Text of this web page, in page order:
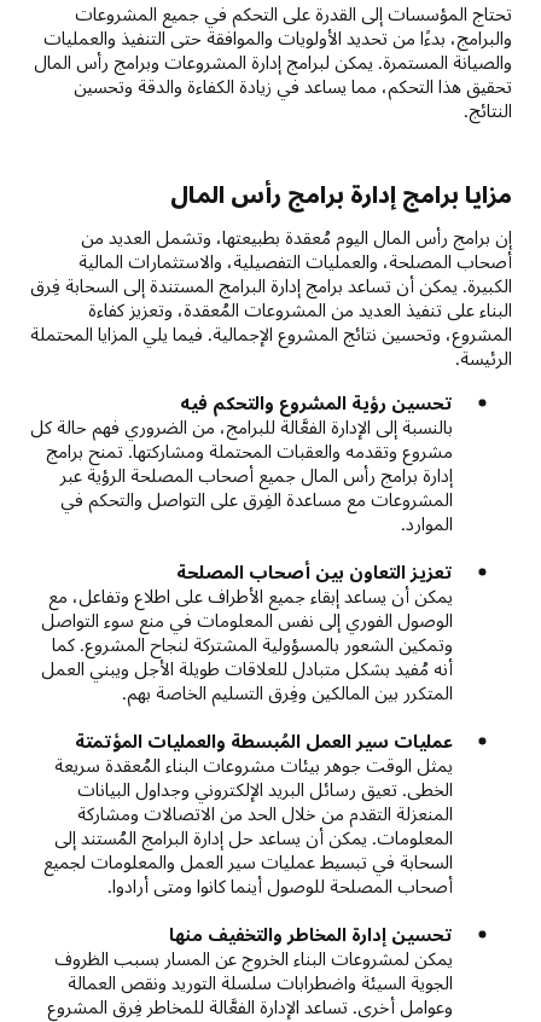
تحتاج المؤسسات إلى القدرة على التحكم في جميع المشروعات
والبرامج، بدءًا من تحديد الأولويات والموافقة حتى التنفيذ والعمليات
والصيانة المستمرة. يمكن لبرامج إدارة المشروعات وبرامج رأس المال
تحقيق هذا التحكم، مما يساعد في زيادة الكفاءة والدقة وتحسين
النتائج.
مزايا برامج إدارة برامج رأس المال
إن برامج رأس المال اليوم مُعقدة بطبيعتها، وتشمل العديد من
أصحاب المصلحة، والعمليات التفصيلية، والاستثمارات المالية
الكبيرة. يمكن أن تساعد برامج إدارة البرامج المستندة إلى السحابة فِرق
البناء على تنفيذ العديد من المشروعات المُعقدة، وتعزيز كفاءة
المشروع، وتحسين نتائج المشروع الإجمالية. فيما يلي المزايا المحتملة
الرئيسة.
تحسين رؤية المشروع والتحكم فيه
بالنسبة إلى الإدارة الفعَّالة للبرامج، من الضروري فهم حالة كل
مشروع وتقدمه والعقبات المحتملة ومشاركتها. تمنح برامج
إدارة برامج رأس المال جميع أصحاب المصلحة الرؤية عبر
المشروعات مع مساعدة الفِرق على التواصل والتحكم في
الموارد.
تعزيز التعاون بين أصحاب المصلحة
يمكن أن يساعد إبقاء جميع الأطراف على اطلاع وتفاعل، مع
الوصول الفوري إلى نفس المعلومات في منع سوء التواصل
وتمكين الشعور بالمسؤولية المشتركة لنجاح المشروع. كما
أنه مُفيد بشكل متبادل للعلاقات طويلة الأجل ويبني العمل
المتكرر بين المالكين وفِرق التسليم الخاصة بهم.
عمليات سير العمل المُبسطة والعمليات المؤتمتة
يمثل الوقت جوهر بيئات مشروعات البناء المُعقدة سريعة
الخطى. تعيق رسائل البريد الإلكتروني وجداول البيانات
المنعزلة التقدم من خلال الحد من الاتصالات ومشاركة
المعلومات. يمكن أن يساعد حل إدارة البرامج المُستند إلى
السحابة في تبسيط عمليات سير العمل والمعلومات لجميع
أصحاب المصلحة للوصول أينما كانوا ومتى أرادوا.
تحسين إدارة المخاطر والتخفيف منها
يمكن لمشروعات البناء الخروج عن المسار بسبب الظروف
الجوية السيئة واضطرابات سلسلة التوريد ونقص العمالة
وعوامل أخرى. تساعد الإدارة الفعَّالة للمخاطر فِرق المشروع